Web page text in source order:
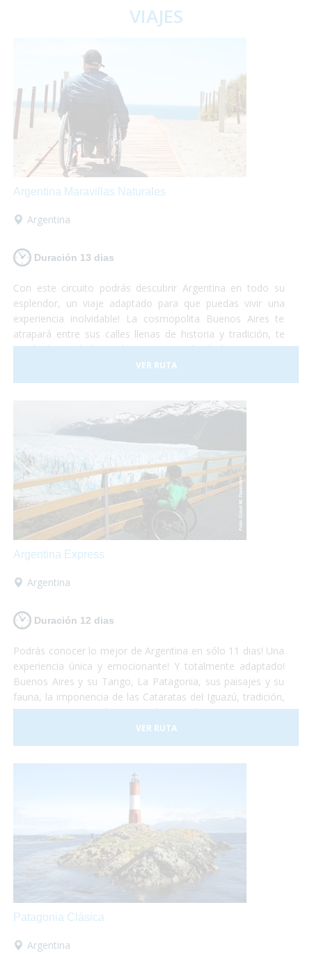
VIAJES
Argentina Maravillas Naturales
Argentina
Duración 13 dias
Con este circuito podrás descubrir Argentina en todo su
esplendor, un viaje adaptado para que puedas vivir una
experiencia inolvidable! La cosmopolita Buenos Aires te
atrapará entre sus calles llenas de historia y tradición, te
quedarás con la boca abierta contemplando la imponencia
del Glaciar Perito Moreno, te emocionarás al sentir la
presencia de las ballenas a tu alrededor y podrás disfrutar
animas? Turismo accesible con todas las garantías!
VER RUTA
Argentina Express
Argentina
Duración 12 dias
Podrás conocer lo mejor de Argentina en sólo 11 dias! Una
experiencia única y emocionante! Y totalmente adaptado!
Buenos Aires y su Tango, La Patagonia, sus paisajes y su
fauna, la imponencia de las Cataratas del Iguazú, tradición,
historia, gastronomía y naturaleza, todo se conjuga para
hacer de este viaje una vivencia inolvidable! Anímate a
sumergirte en este maravilloso país. Nosotros te llevamos!
VER RUTA
Patagonia Clásica
Argentina